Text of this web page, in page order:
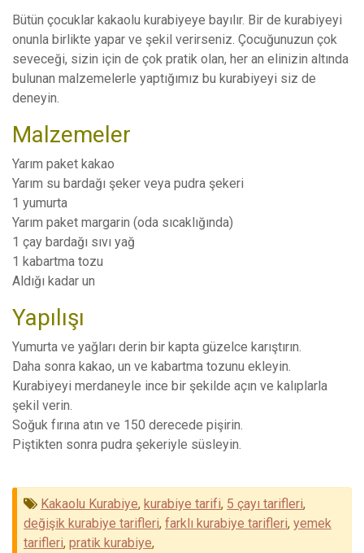
Bütün çocuklar kakaolu kurabiyeye bayılır. Bir de kurabiyeyi
onunla birlikte yapar ve şekil verirseniz. Çocuğunuzun çok
seveceği, sizin için de çok pratik olan, her an elinizin altında
bulunan malzemelerle yaptığımız bu kurabiyeyi siz de
deneyin.
Malzemeler
Yarım paket kakao
Yarım su bardağı şeker veya pudra şekeri
1 yumurta
Yarım paket margarin (oda sıcaklığında)
1 çay bardağı sıvı yağ
1 kabartma tozu
Aldığı kadar un
Yapılışı
Yumurta ve yağları derin bir kapta güzelce karıştırın.
Daha sonra kakao, un ve kabartma tozunu ekleyin.
Kurabiyeyi merdaneyle ince bir şekilde açın ve kalıplarla
şekil verin.
Soğuk fırına atın ve 150 derecede pişirin.
Piştikten sonra pudra şekeriyle süsleyin.
Kakaolu Kurabiye, kurabiye tarifi, 5 çayı tarifleri,
değişik kurabiye tarifleri, farklı kurabiye tarifleri, yemek
tarifleri, pratik kurabiye,